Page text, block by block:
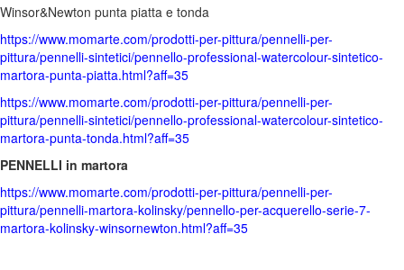
Winsor&Newton punta piatta e tonda
https://www.momarte.com/prodotti-per-pittura/pennelli-per-
pittura/pennelli-sintetici/pennello-professional-watercolour-sintetico-
martora-punta-piatta.html?aff=35
https://www.momarte.com/prodotti-per-pittura/pennelli-per-
pittura/pennelli-sintetici/pennello-professional-watercolour-sintetico-
martora-punta-tonda.html?aff=35
PENNELLI in martora
https://www.momarte.com/prodotti-per-pittura/pennelli-per-
pittura/pennelli-martora-kolinsky/pennello-per-acquerello-serie-7-
martora-kolinsky-winsornewton.html?aff=35